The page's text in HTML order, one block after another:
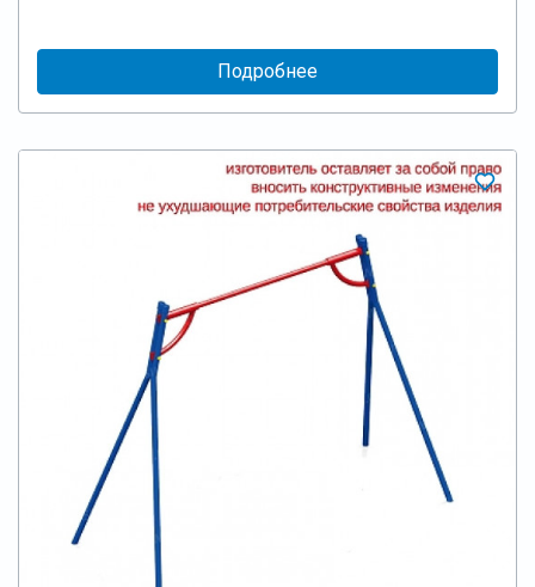
Подробнее